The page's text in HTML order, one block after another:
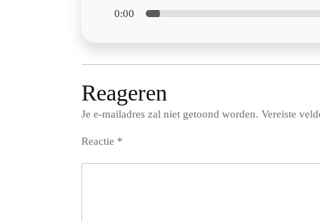
0:00
Reageren
Je e-mailadres zal niet getoond worden. Vereiste
Reactie *